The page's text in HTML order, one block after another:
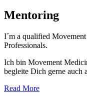
Mentoring
I´m a qualified
Professionals.
Ich bin Movement
begleite Dich gerne auch
Read More